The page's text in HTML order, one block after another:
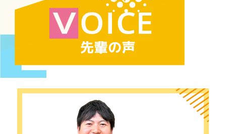
ご購入者サポート
アフターサービス
イベント・キャンペーン